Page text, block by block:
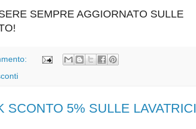
SEMPRE AGGIORNATO SULLE
SCONTO 5% SULLE LAVATRICI